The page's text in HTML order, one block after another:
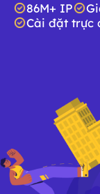
86M+ IP
Cài đặt trực